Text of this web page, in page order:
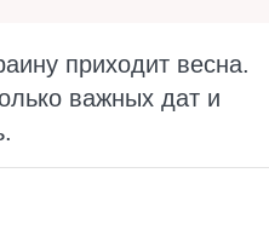
приходит весна.
важных дат и